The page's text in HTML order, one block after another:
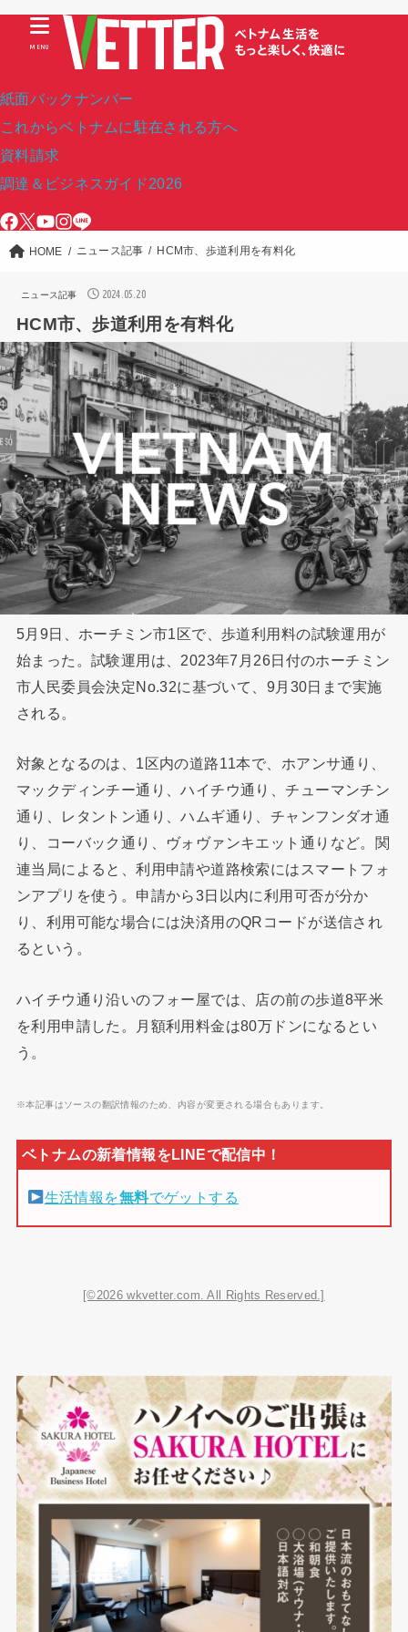
紙面バックナンバー
これからベトナムに駐在される方へ
資料請求
調達＆ビジネスガイド2026
MENU
HOME ニュース記事 HCM市、歩道利用を有料化
ニュース記事 2024.05.20
HCM市、歩道利用を有料化
5月9日、ホーチミン市1区で、歩道利用料の試験運用が
始まった。試験運用は、2023年7月26日付のホーチミン
市人民委員会決定No.32に基づいて、9月30日まで実施
される。
対象となるのは、1区内の道路11本で、ホアンサ通り、
マックディンチー通り、ハイチウ通り、チューマンチン
通り、レタントン通り、ハムギ通り、チャンフンダオ通
り、コーバック通り、ヴォヴァンキエット通りなど。関
連当局によると、利用申請や道路検索にはスマートフォ
ンアプリを使う。申請から3日以内に利用可否が分か
り、利用可能な場合には決済用のQRコードが送信され
るという。
ハイチウ通り沿いのフォー屋では、店の前の歩道8平米
を利用申請した。月額利用料金は80万ドンになるとい
う。
※本記事はソースの翻訳情報のため、内容が変更される場合もあります。
生活情報を無料でゲットする
[©2026 wkvetter.com. All Rights Reserved.]